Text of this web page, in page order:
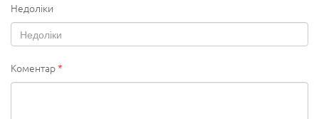
Недоліки
Коментар*